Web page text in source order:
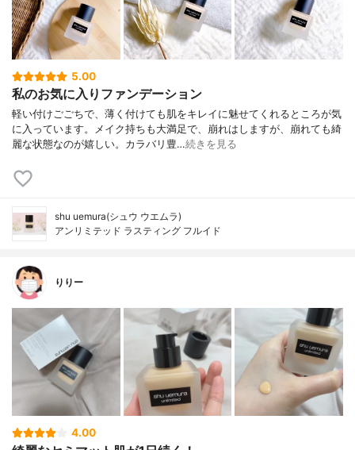
5.00
私のお気に入りファンデーション
軽い付けごごちで、薄く付けても肌をキレイに魅せてくれるところが気
に入っています。メイク持ちも大満足で、崩れはしますが、崩れても綺
麗な状態なのが嬉しい。カラバリ豊…続きを見る
shu uemura(シュウ ウエムラ)
アンリミテッド ラスティング フルイド
りりー
4.00